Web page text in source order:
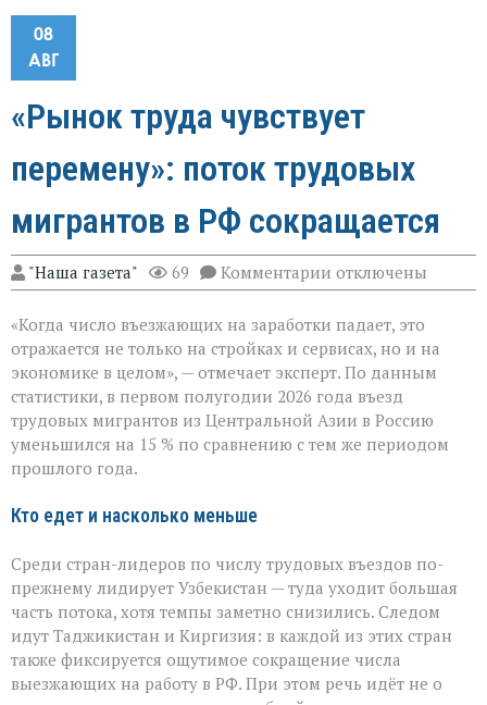
08
АВГ
«Рынок труда чувствует
перемену»: поток трудовых
мигрантов в РФ сокращается
"Наша газета" 69 Комментарии к
записи
труда
чувствует
перемену»:
поток
трудовых
мигрантов
в
РФ
отключены
«Когда число въезжающих на заработки падает, это
отражается не только на стройках и сервисах, но и на
экономике в целом», — отмечает эксперт. По данным
статистики, в первом полугодии 2026 года въезд
трудовых мигрантов из Центральной Азии в Россию
уменьшился на 15 % по сравнению с тем же периодом
прошлого года.
Кто едет и насколько меньше
Среди стран-лидеров по числу трудовых въездов по-
прежнему лидирует Узбекистан — туда уходит большая
часть потока, хотя темпы заметно снизились. Следом
идут Таджикистан и Киргизия: в каждой из этих стран
также фиксируется ощутимое сокращение числа
выезжающих на работу в РФ. При этом речь идёт не о